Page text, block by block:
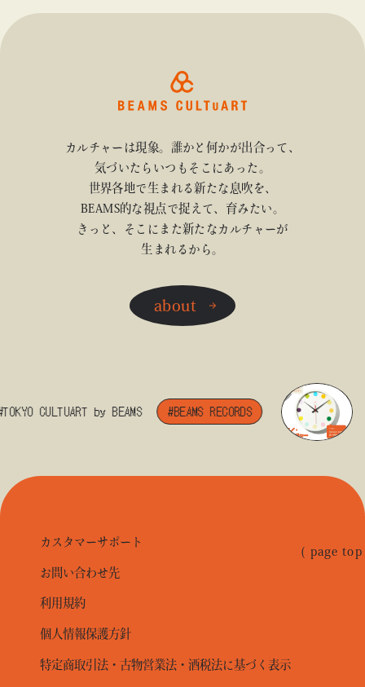
カルチャーは現象。誰かと何かが出合って、
気づいたらいつもそこにあった。
世界各地で生まれる新たな息吹を、
BEAMS的な視点で捉えて、育みたい。
きっと、そこにまた新たなカルチャーが
生まれるから。
about
CULTUART by BEAMS #BEAMS RECORDS
( page
カスタマーサポート
お問い合わせ先
利用規約
個人情報保護方針
特定商取引法・古物営業法・酒税法に基づく表示